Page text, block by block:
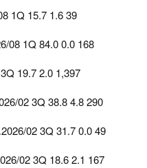
1Q 15.7 1.6 39
08 1Q 84.0 0.0 168
19.7 2.0 1,397
02 3Q 38.8 4.8 290
02 3Q 31.7 0.0 49
02 3Q 18.6 2.1 167